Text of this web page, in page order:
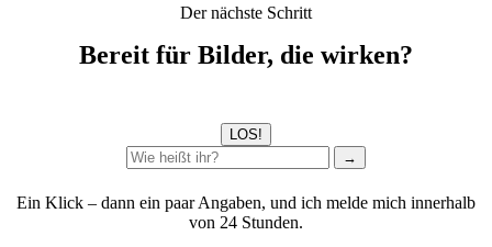
Der nächste Schritt
Bereit für Bilder, die wirken?
LOS!
→
Ein Klick – dann ein paar Angaben, und ich melde mich innerhalb
von 24 Stunden.